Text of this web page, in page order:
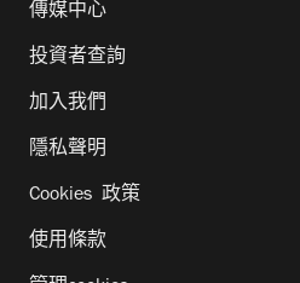
傳媒中心
投資者查詢
加入我們
隱私聲明
Cookies 政策
使用條款